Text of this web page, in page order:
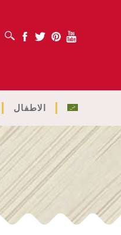
افتح مربع البحثFacebook TwitterPinterestYoutube
الاطفال